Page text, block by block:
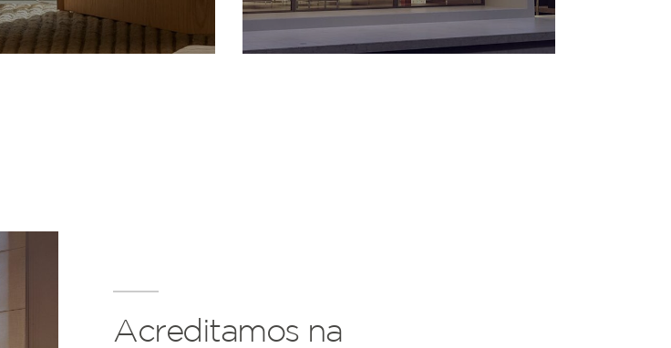
Acreditamos na